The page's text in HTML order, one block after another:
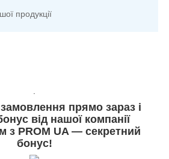
продукції
прямо зараз і
від нашої компанії
з PROM UA — секретний
бонус!